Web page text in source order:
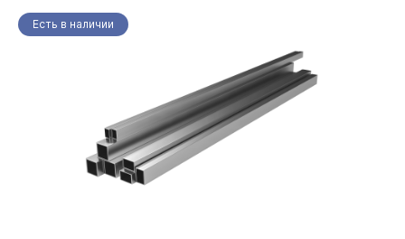
Есть в наличии